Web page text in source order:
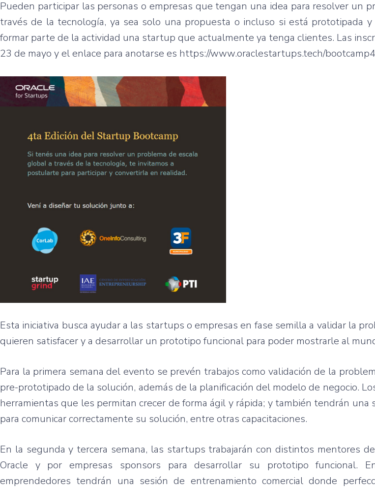
Pueden participar las personas o empresas que tengan una idea para resolver un
través de la tecnología, ya sea solo una propuesta o incluso si está prototipada y
formar parte de la actividad una startup que actualmente ya tenga clientes. Las
23 de mayo y el enlace para anotarse es https://www.oraclestartups.tech/
Esta iniciativa busca ayudar a las startups o empresas en fase semilla a validar la
quieren satisfacer y a desarrollar un prototipo funcional para poder mostrarle al
Para la primera semana del evento se prevén trabajos como validación de la
pre-prototipado de la solución, además de la planificación del modelo de negocio.
herramientas que les permitan crecer de forma ágil y rápida; y también tendrán
para comunicar correctamente su solución, entre otras capacitaciones.
En la segunda y tercera semana, las startups trabajarán con distintos mentores
Oracle y por empresas sponsors para desarrollar su prototipo funcional.
emprendedores tendrán una sesión de entrenamiento comercial donde